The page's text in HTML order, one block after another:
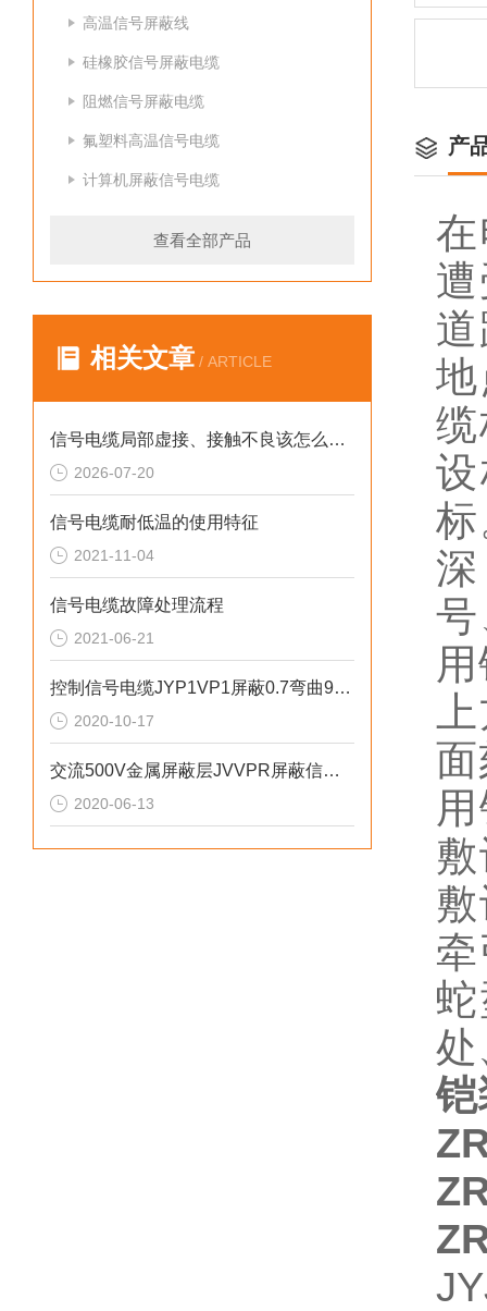
高温信号屏蔽线
硅橡胶信号屏蔽电缆
阻燃信号屏蔽电缆
氟塑料高温信号电缆
计算机屏蔽信号电缆
查看全部产品
相关文章 / ARTICLE
信号电缆局部虚接、接触不良该怎么检测排查？
2026-07-20
信号电缆耐低温的使用特征
2021-11-04
信号电缆故障处理流程
2021-06-21
控制信号电缆JYP1VP1屏蔽0.7弯曲90度
2020-10-17
交流500V金属屏蔽层JVVPR屏蔽信号电缆
2020-06-13
产
面
处
铠